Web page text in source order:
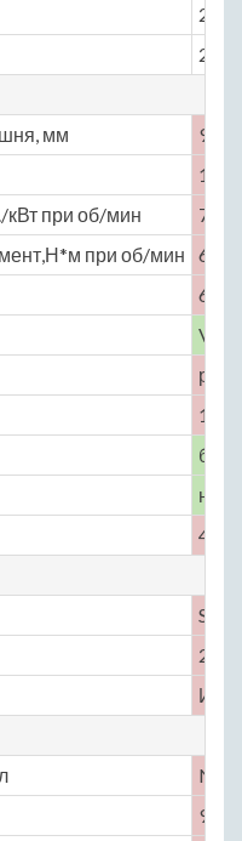
2013
2014
мм
95 ×
12
при об/мин
750
при об/мин
689
6498
V-
11.8
нет
4
S
2
No
90